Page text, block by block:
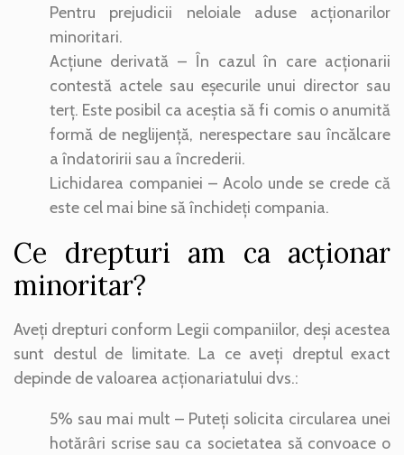
Pentru prejudicii neloiale aduse acționarilor
minoritari.
Acțiune derivată – În cazul în care acționarii
contestă actele sau eșecurile unui director sau
terț. Este posibil ca aceștia să fi comis o anumită
formă de neglijență, nerespectare sau încălcare
a îndatoririi sau a încrederii.
Lichidarea companiei – Acolo unde se crede că
este cel mai bine să închideți compania.
Ce drepturi am ca acționar
minoritar?
Aveți drepturi conform Legii companiilor, deși acestea
sunt destul de limitate. La ce aveți dreptul exact
depinde de valoarea acționariatului dvs.:
5% sau mai mult – Puteți solicita circularea unei
hotărâri scrise sau ca societatea să convoace o